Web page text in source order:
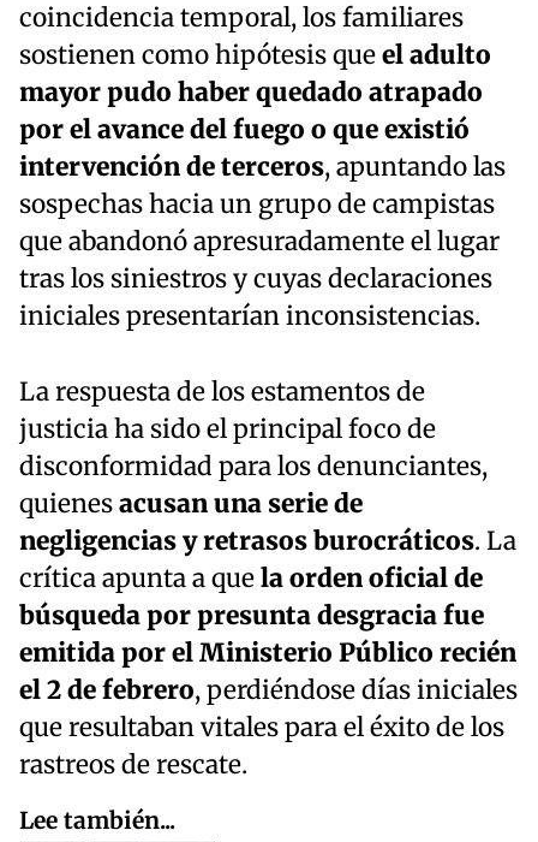
coincidencia temporal, los familiares
sostienen como hipótesis queel adulto
mayor pudo haber quedado atrapado
por el avance del fuego o que existió
intervención de terceros, apuntando las
sospechas hacia un grupo de campistas
que abandonó apresuradamente el lugar
tras los siniestros y cuyas declaraciones
iniciales presentarían inconsistencias.
La respuesta de los estamentos de
justicia ha sido el principal foco de
disconformidad para los denunciantes,
quienesacusan una serie de
negligencias y retrasos burocráticos. La
crítica apunta a quela orden oficial de
búsqueda por presunta desgracia fue
emitida por el Ministerio Público recién
el 2 de febrero, perdiéndose días iniciales
que resultaban vitales para el éxito de los
rastreos de rescate.
Lee también...